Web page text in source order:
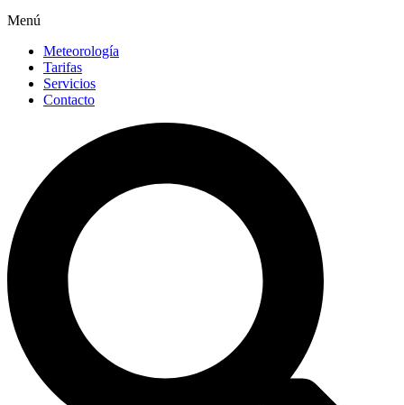
Menú
Meteorología
Tarifas
Servicios
Contacto